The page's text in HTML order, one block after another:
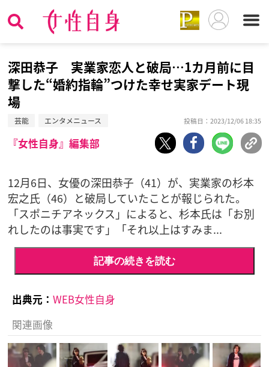
深田恭子 実業家恋人と破局…1カ月前に目
撃した“婚約指輪”つけた幸せ実家デート現
場
芸能 エンタメニュース 投稿日：2023/12/06 18:35
『女性自身』編集部
12月6日、女優の深田恭子（41）が、実業家の杉本
宏之氏（46）と破局していたことが報じられた。
「スポニチアネックス」によると、杉本氏は「お別
れしたのは事実です」「それ以上はすみま...
記事の続きを読む
出典元： WEB女性自身
関連画像